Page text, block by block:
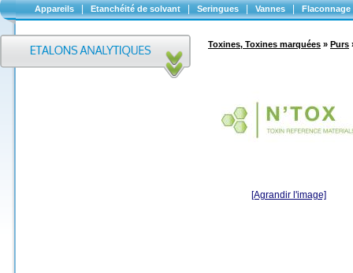
Appareils Etanchéité de solvant Seringues Vannes Flaconnage
Toxines, Toxines marquées » Purs
[Agrandir l'image]